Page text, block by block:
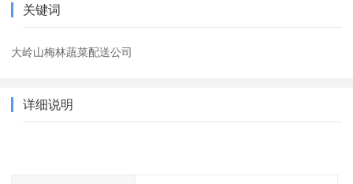
关键词
大岭山梅林蔬菜配送公司
详细说明